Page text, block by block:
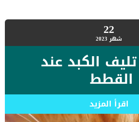
22شهر 2023
الكبد عند
القطط
اقرأ المزيد